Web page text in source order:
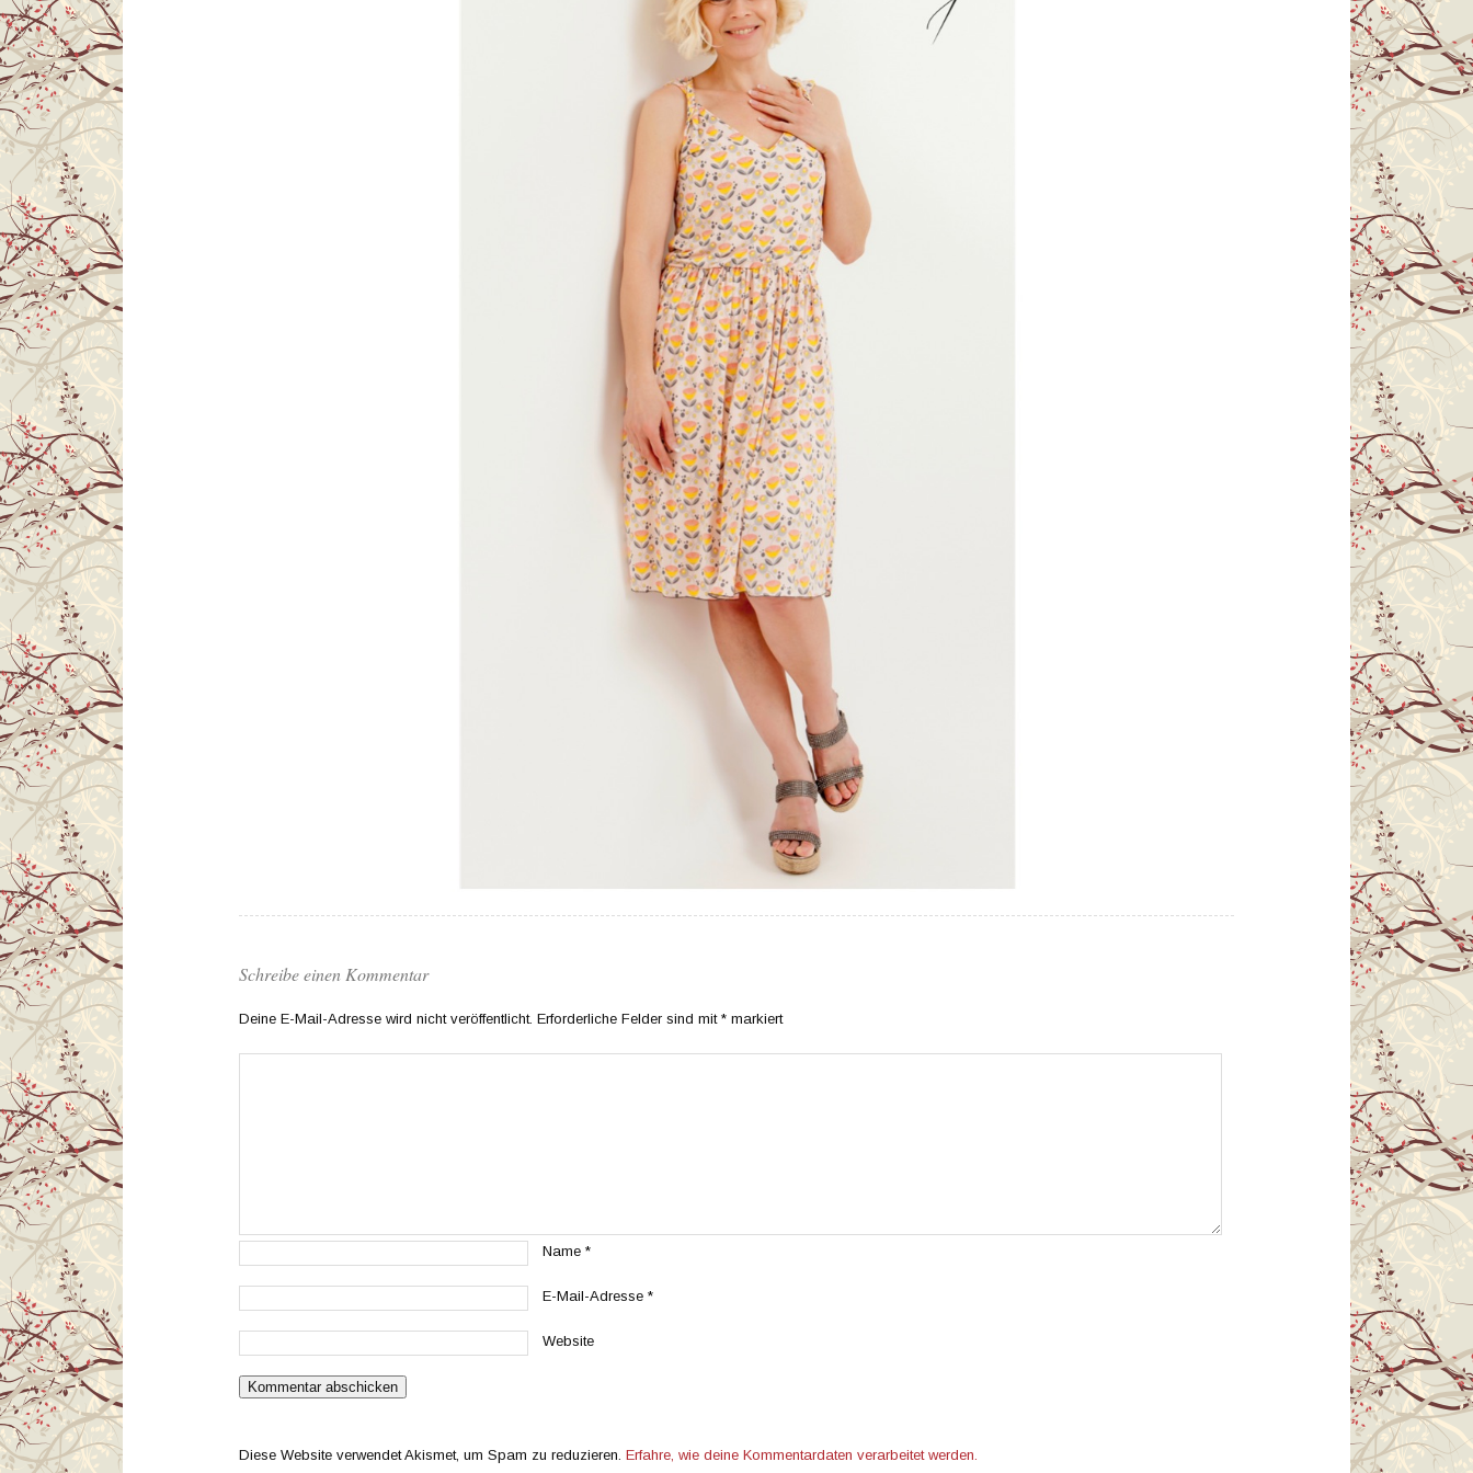
Schreibe einen Kommentar
Deine E-Mail-Adresse wird nicht veröffentlicht. Erforderliche Felder sind mit * markiert
Name *
E-Mail-Adresse *
Website
Diese Website verwendet Akismet, um Spam zu reduzieren. Erfahre, wie deine Kommentardaten verarbeitet werden.